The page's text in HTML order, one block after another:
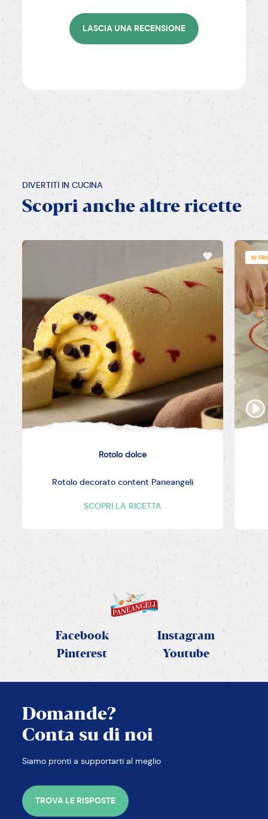
LASCIA UNA RECENSIONE
DIVERTITI IN CUCINA
Scopri anche altre ricette
Rotolo dolce
Rotolo decorato content Paneangeli
SCOPRI LA RICETTA
IN
Facebook
Instagram
Pinterest
Youtube
Domande?
Conta su di noi
Siamo pronti a supportarti al meglio
TROVA LE RISPOSTE